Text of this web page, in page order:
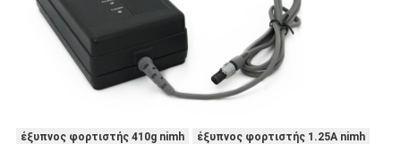
έξυπνος φορτιστής 410g nimh
έξυπνος φορτιστής 1.25A nimh